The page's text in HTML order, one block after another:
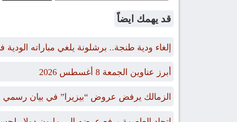
قد يهمك ايضاً
إلغاء ودية طنجة.. برشلونة يلغي مباراته
أبرز عناوين الجمعة 8 أغسطس 2026
الزمالك يرفض عروض “بيزيرا” في بيان رسمي